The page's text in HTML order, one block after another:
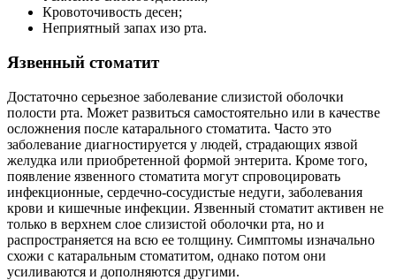
Кровоточивость десен;
Неприятный запах изо рта.
Язвенный стоматит
Достаточно серьезное заболевание слизистой оболочки
полости рта. Может развиться самостоятельно или в качестве
осложнения после катарального стоматита. Часто это
заболевание диагностируется у людей, страдающих язвой
желудка или приобретенной формой энтерита. Кроме того,
появление язвенного стоматита могут спровоцировать
инфекционные, сердечно-сосудистые недуги, заболевания
крови и кишечные инфекции. Язвенный стоматит активен не
только в верхнем слое слизистой оболочки рта, но и
распространяется на всю ее толщину. Симптомы изначально
схожи с катаральным стоматитом, однако потом они
усиливаются и дополняются другими.